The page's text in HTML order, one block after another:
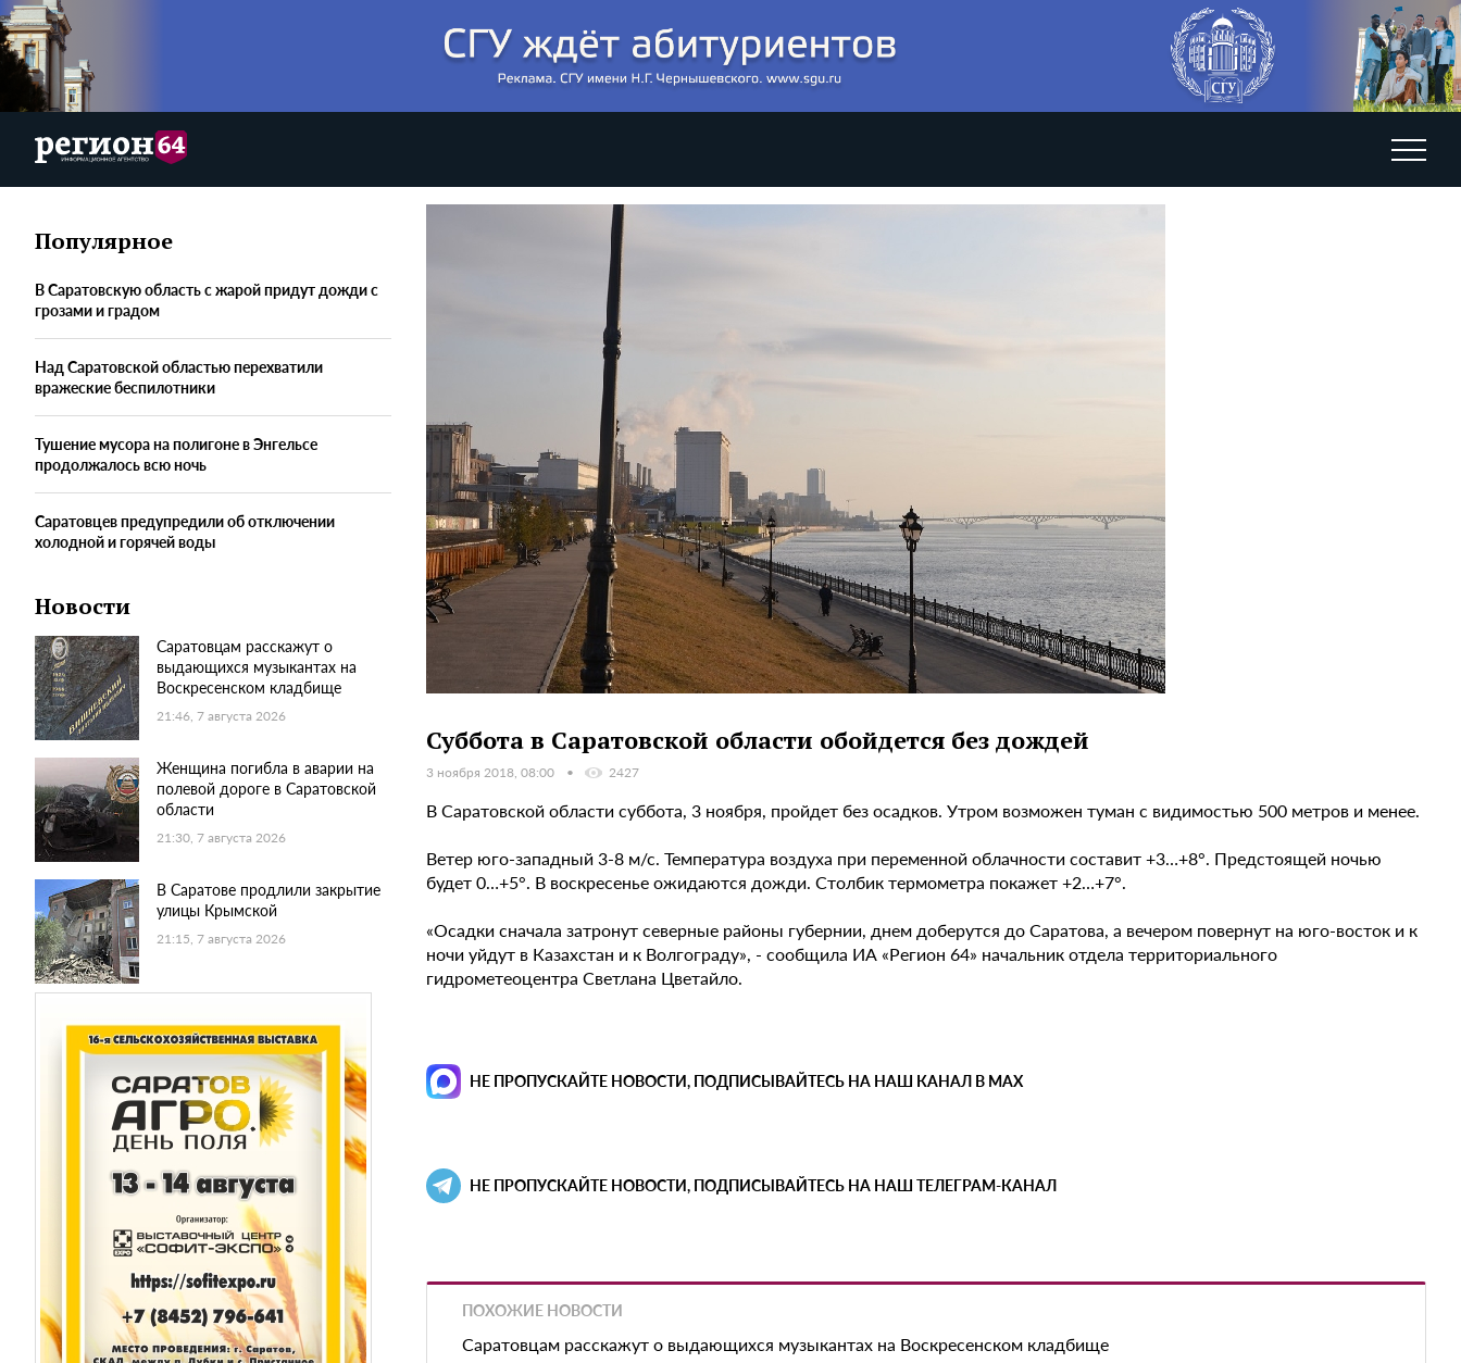
Популярное
В Саратовскую область с жарой придут дожди с
грозами и градом
Над Саратовской областью перехватили
вражеские беспилотники
Тушение мусора на полигоне в Энгельсе
продолжалось всю ночь
Саратовцев предупредили об отключении
холодной и горячей воды
Новости
Саратовцам расскажут о
выдающихся музыкантах на
Воскресенском кладбище
21:46, 7 августа 2026
Женщина погибла в аварии на
полевой дороге в Саратовской
области
21:30, 7 августа 2026
В Саратове продлили закрытие
улицы Крымской
21:15, 7 августа 2026
Суббота в Саратовской области обойдется без дождей
3 ноября 2018, 08:00 2427
В Саратовской области суббота, 3 ноября, пройдет без осадков. Утром возможен туман с видимостью 500 метров и менее.
Ветер юго-западный 3-8 м/с. Температура воздуха при переменной облачности составит +3…+8°. Предстоящей ночью
будет 0…+5°. В воскресенье ожидаются дожди. Столбик термометра покажет +2…+7°.
«Осадки сначала затронут северные районы губернии, днем доберутся до Саратова, а вечером повернут на юго-восток и к
ночи уйдут в Казахстан и к Волгограду», - сообщила ИА «Регион 64» начальник отдела территориального
гидрометеоцентра Светлана Цветайло.
НЕ ПРОПУСКАЙТЕ НОВОСТИ, ПОДПИСЫВАЙТЕСЬ НА НАШ КАНАЛ В MAX
НЕ ПРОПУСКАЙТЕ НОВОСТИ, ПОДПИСЫВАЙТЕСЬ НА НАШ ТЕЛЕГРАМ-КАНАЛ
ПОХОЖИЕ НОВОСТИ
Саратовцам расскажут о выдающихся музыкантах на Воскресенском кладбище